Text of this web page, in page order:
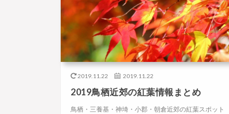
2019.11.22 2019.11.22
2019鳥栖近郊の紅葉情報まとめ
鳥栖・三養基・神埼・小郡・朝倉近郊の紅葉スポット